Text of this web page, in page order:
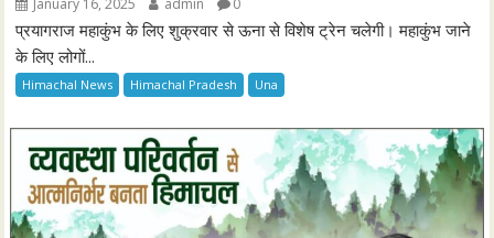
प्रयागराज महाकुंभ के लिए शुक्रवार से ऊना से विशेष ट्रेन चलेगी। महाकुंभ जाने
के लिए लोगों...
Himachal News Himachal Pradesh Una